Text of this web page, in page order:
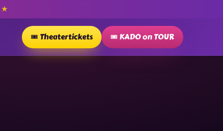
★
🎟️ Theatertickets 🎟️ KADO on TOUR